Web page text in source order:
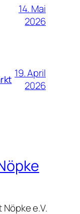
14. Mai
2026
19. April
2026
e.V.